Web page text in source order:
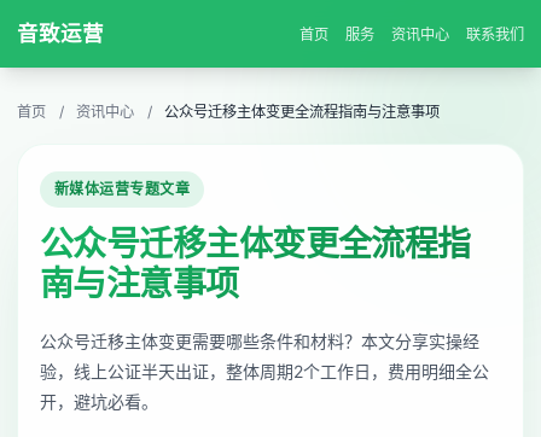
音致运营 首页 服务 资讯中心 联系我们
首页 / 资讯中心 / 公众号迁移主体变更全流程指南与注意事项
新媒体运营专题文章
公众号迁移主体变更全流程指
南与注意事项
公众号迁移主体变更需要哪些条件和材料？本文分享实操经
验，线上公证半天出证，整体周期2个工作日，费用明细全公
开，避坑必看。